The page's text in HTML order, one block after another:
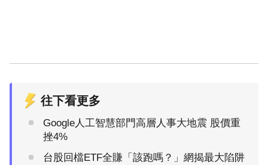
往下看更多
Google人工智慧部門高層人事大地震 股價重
挫4%
台股回檔ETF全賺「該跑嗎？」網揭最大陷阱